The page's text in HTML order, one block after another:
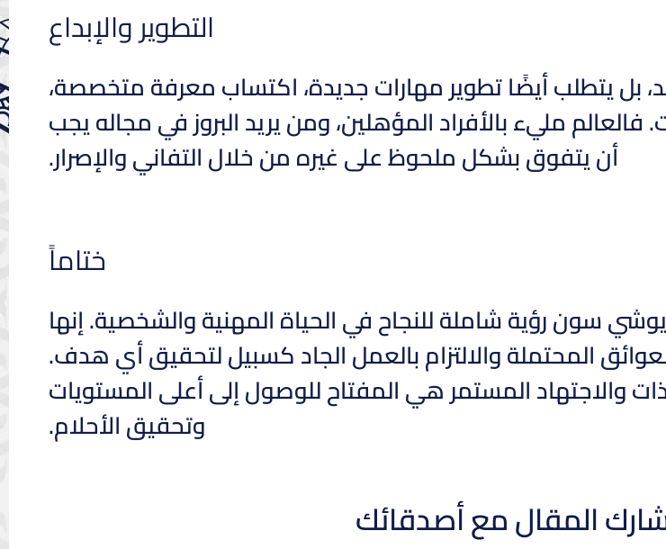
التطوير والإبداع
بل يتطلب أيضًا تطوير مهارات جديدة، اكتساب معرفة متخصصة،
مليء بالأفراد المؤهلين، ومن يريد البروز في مجاله يجب
أن يتفوق بشكل ملحوظ على غيره من خلال التفاني والإصرار.
ختاماً
سون رؤية شاملة للنجاح في الحياة المهنية والشخصية. إنها
المحتملة والالتزام بالعمل الجاد كسبيل لتحقيق أي هدف.
والاجتهاد المستمر هي المفتاح للوصول إلى أعلى المستويات
وتحقيق الأحلام.
المقال مع أصدقائك